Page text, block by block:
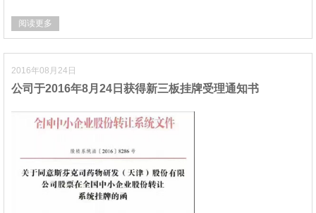
阅读更多
2016年08月24日
公司于2016年8月24日获得新三板挂牌受理通知书